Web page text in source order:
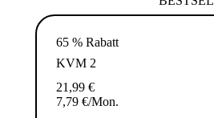
65 % Rabatt
KVM 2
21,99 €
7,79 €/Mon.